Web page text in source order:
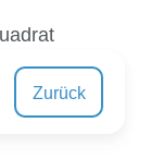
Zurück